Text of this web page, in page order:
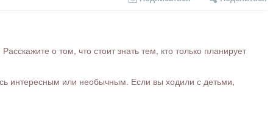
о том, что стоит знать тем, кто только планирует
интересным или необычным. Если вы ходили с детьми,